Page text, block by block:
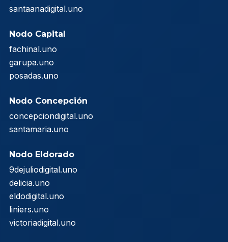
santaanadigital.uno
Nodo Capital
fachinal.uno
garupa.uno
posadas.uno
Nodo Concepción
concepciondigital.uno
santamaria.uno
Nodo Eldorado
9dejuliodigital.uno
delicia.uno
eldodigital.uno
liniers.uno
victoriadigital.uno